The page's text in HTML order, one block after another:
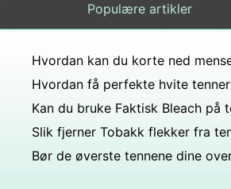
Populære artikler
Hvordan få perfekte hvite tenner